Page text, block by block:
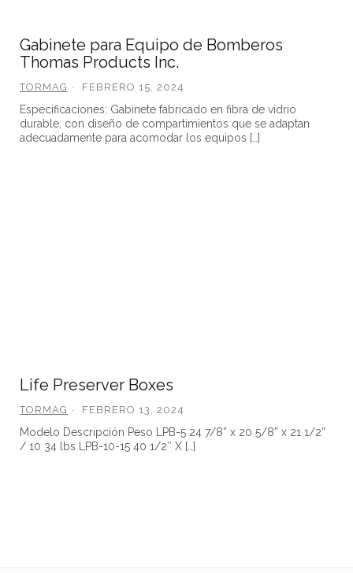
Gabinete para Equipo de Bomberos
Thomas Products Inc.
TORMAG FEBRERO 15, 2024
Especificaciones: Gabinete fabricado en fibra de vidrio
durable, con diseño de compartimientos que se adaptan
adecuadamente para acomodar los equipos […]
Life Preserver Boxes
TORMAG FEBRERO 13, 2024
Modelo Descripción Peso LPB-5 24 7/8” x 20 5/8” x 21 1/2”
/ 10 34 lbs LPB-10-15 40 1/2″ X […]